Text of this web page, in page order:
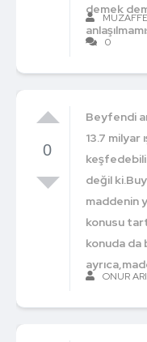
demek
0
0
Beyfendi
13.7 milyar
değil
maddenin
konusu
konuda da
ONUR ARI